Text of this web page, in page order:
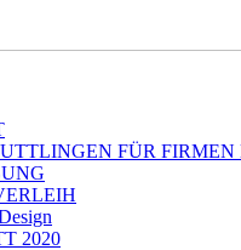
FÜR FIRMEN
2020